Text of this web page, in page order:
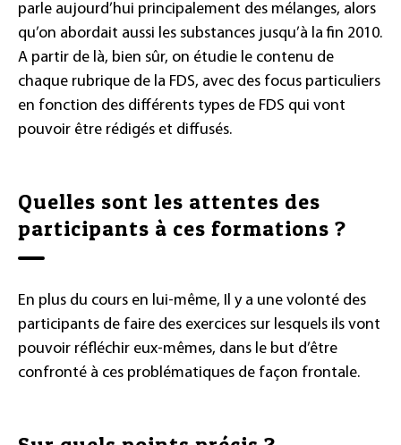
parle aujourd’hui principalement des mélanges, alors
qu’on abordait aussi les substances jusqu’à la fin 2010.
A partir de là, bien sûr, on étudie le contenu de
chaque rubrique de la FDS, avec des focus particuliers
en fonction des différents types de FDS qui vont
pouvoir être rédigés et diffusés.
Quelles sont les attentes des
participants à ces formations ?
En plus du cours en lui-même, Il y a une volonté des
participants de faire des exercices sur lesquels ils vont
pouvoir réfléchir eux-mêmes, dans le but d’être
confronté à ces problématiques de façon frontale.